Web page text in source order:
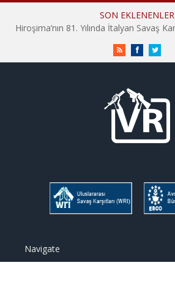
SON EKLENENLER
RSS FacebookTwitter
Navigate